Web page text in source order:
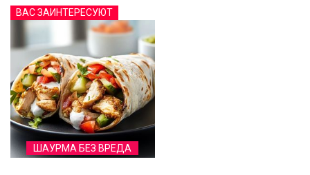
ВАС ЗАИНТЕРЕСУЮТ
ШАУРМА БЕЗ ВРЕДА